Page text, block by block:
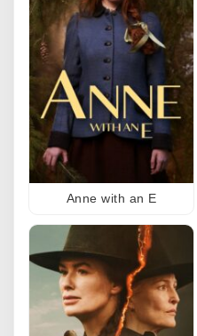
Anne with an E